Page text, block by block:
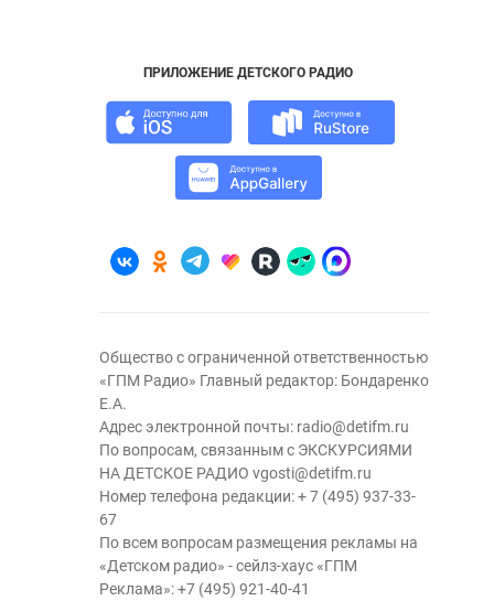
ПРИЛОЖЕНИЕ ДЕТСКОГО РАДИО
Общество с ограниченной ответственностью
«ГПМ Радио» Главный редактор: Бондаренко
Е.А.
Адрес электронной почты: radio@detifm.ru
По вопросам, связанным с ЭКСКУРСИЯМИ
НА ДЕТСКОЕ РАДИО vgosti@detifm.ru
Номер телефона редакции:+ 7 (495) 937-33-
67
По всем вопросам размещения рекламы на
«Детском радио» - сейлз-хаус «ГПМ
Реклама»:+7 (495) 921-40-41